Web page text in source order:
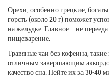
Орехи, особенно грецкие,
горсть (около 20 г) поможет
на желудке. Главное – не
пищеварение.
Травяные чаи без кофеина,
отличным завершающим
качество сна. Пейте их за 30‑40